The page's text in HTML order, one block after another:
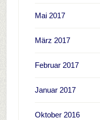
Mai 2017
März 2017
Februar 2017
Januar 2017
Oktober 2016